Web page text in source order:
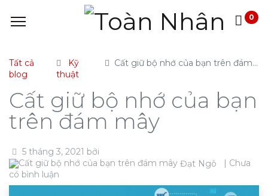
0
Tất cả
blog
Kỹ
thuật
Cất giữ bộ nhớ của bạn trên đám mây
Cất giữ bộ nhớ của bạn
trên đám mây
5 tháng 3, 2021 bởi
Đạt Ngô
| Chưa
có bình luận